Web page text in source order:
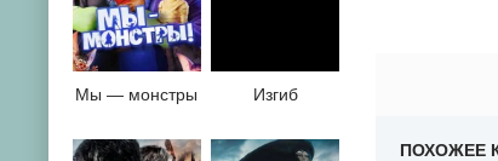
01 2 3 4
ПОХОЖЕЕ
Мы — монстры Изгиб